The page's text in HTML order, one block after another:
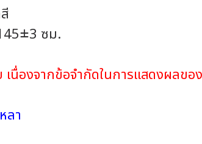
ซม.
นื่องจากข้อจำกัดในการแสดงผลขอ
ลา